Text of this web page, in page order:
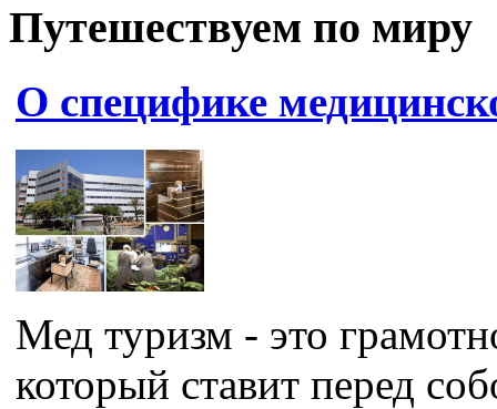
Путешествуем по миру
О специфике
Мед туризм - это
который ставит перед